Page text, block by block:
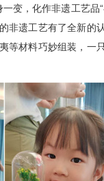
，化作非遗工艺品“
非遗工艺有了全新的
等材料巧妙组装，一